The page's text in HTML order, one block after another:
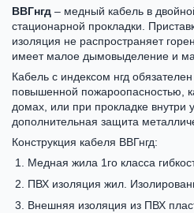
ВВГнгд – медный кабель в
стационарной прокладки.
изоляция не распространяет
имеет малое дымовыделение и
Кабель с индексом нгд
повышенной пожароопасностью,
домах, или при прокладке внутри
дополнительная защита
Конструкция кабеля ВВГнгд:
Медная жила 1го класса
ПВХ изоляция жил.
Внешняя изоляция из ПВХ